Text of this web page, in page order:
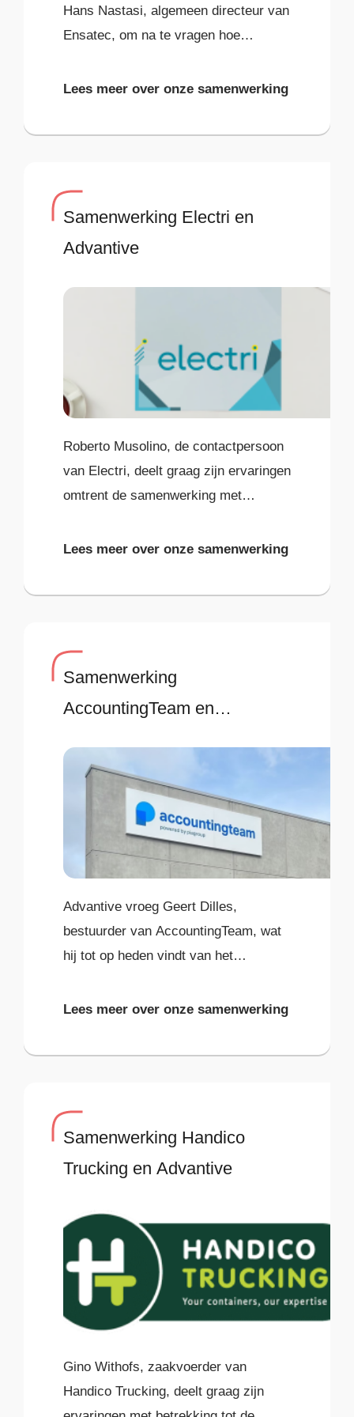
Hans Nastasi, algemeen directeur van
Ensatec, om na te vragen hoe
Advantive heeft ervaren. Op deze
Lees meer over onze samenwerking
Samenwerking Electri en
Advantive
Roberto Musolino, de contactpersoon
van Electri, deelt graag zijn ervaringen
omtrent de samenwerking met
trusted advisor en strategisch partner
Lees meer over onze samenwerking
Samenwerking
AccountingTeam en
Advantive vroeg Geert Dilles,
bestuurder van AccountingTeam, wat
hij tot op heden vindt van het
partnership. Waar blinkt Advantive in
Lees meer over onze samenwerking
Samenwerking Handico
Trucking en Advantive
Gino Withofs, zaakvoerder van
Handico Trucking, deelt graag zijn